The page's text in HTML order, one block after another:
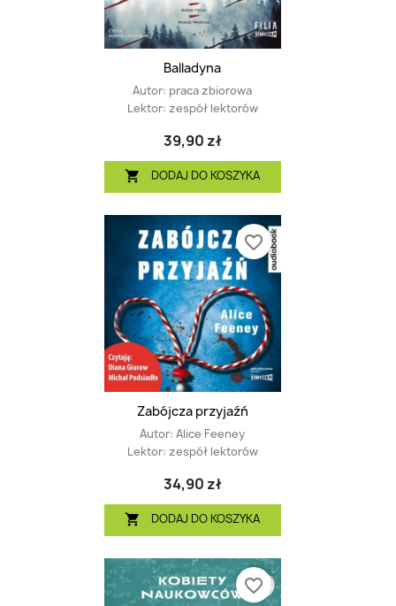
Balladyna
Autor: praca zbiorowa
Lektor: zespół lektorów
39,90 zł
 DODAJ DO KOSZYKA
Zabójcza przyjaźń
Autor: Alice Feeney
Lektor: zespół lektorów
34,90 zł
 DODAJ DO KOSZYKA
favorite_border
favorite_border